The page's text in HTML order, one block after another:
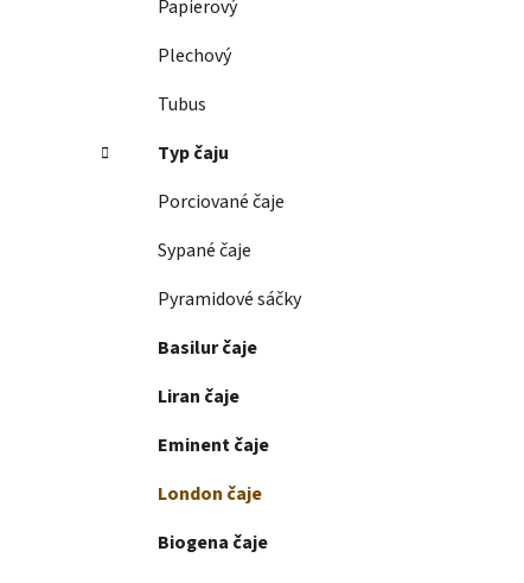
Papierový
Plechový
Tubus
Typ čaju
Porciované čaje
Sypané čaje
Pyramidové sáčky
Basilur čaje
Liran čaje
Eminent čaje
London čaje
Biogena čaje